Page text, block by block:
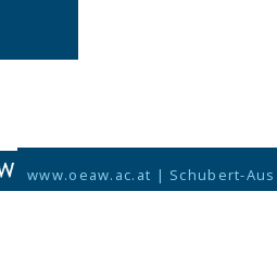
www.oeaw.ac.at | Schubert-